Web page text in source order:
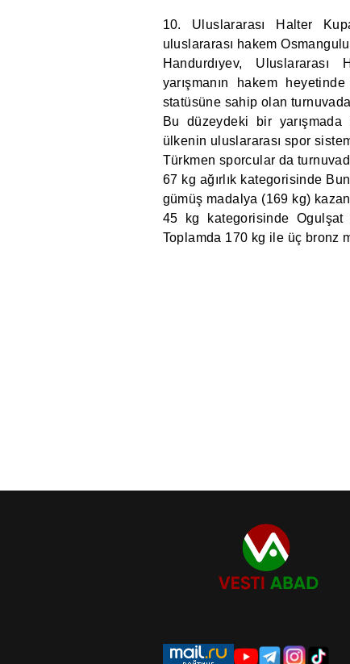
10. Uluslararası Halter
uluslararası hakem
Handurdıyev,
yarışmanın hakem
statüsüne sahip olan
Bu düzeydeki bir
ülkenin uluslararası spor
Türkmen sporcular da
67 kg ağırlık kategorisinde
gümüş madalya (169 kg)
45 kg kategorisinde Ogulşat
Toplamda 170 kg ile üç bronz